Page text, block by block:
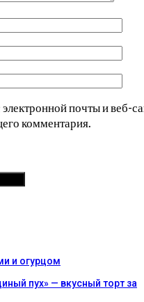
почты и веб-
комментария.
и огурцом
пух» — вкусный торт за